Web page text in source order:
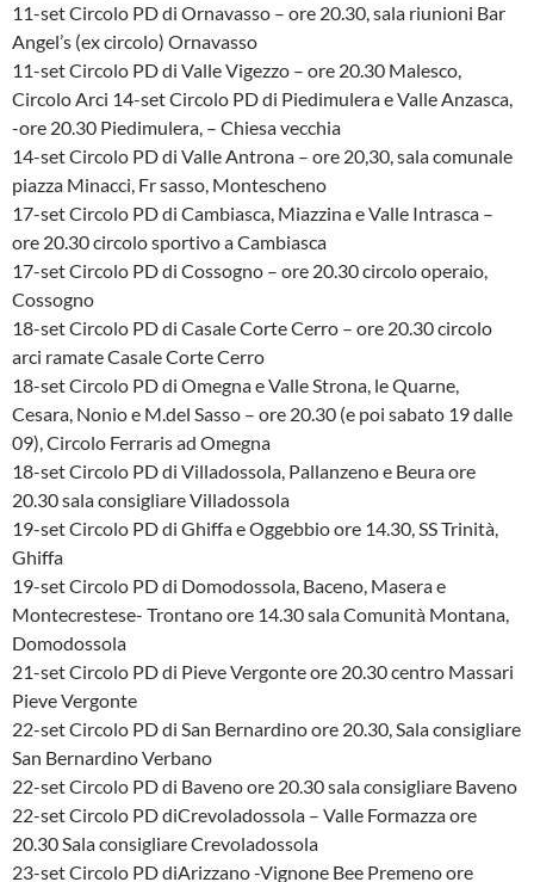
11-set Circolo PD di Ornavasso – ore 20.30, sala riunioni Bar
Angel’s (ex circolo) Ornavasso
11-set Circolo PD di Valle Vigezzo – ore 20.30 Malesco,
Circolo Arci 14-set Circolo PD di Piedimulera e Valle Anzasca,
-ore 20.30 Piedimulera, – Chiesa vecchia
14-set Circolo PD di Valle Antrona – ore 20,30, sala comunale
piazza Minacci, Fr sasso, Montescheno
17-set Circolo PD di Cambiasca, Miazzina e Valle Intrasca –
ore 20.30 circolo sportivo a Cambiasca
17-set Circolo PD di Cossogno – ore 20.30 circolo operaio,
Cossogno
18-set Circolo PD di Casale Corte Cerro – ore 20.30 circolo
arci ramate Casale Corte Cerro
18-set Circolo PD di Omegna e Valle Strona, le Quarne,
Cesara, Nonio e M.del Sasso – ore 20.30 (e poi sabato 19 dalle
09), Circolo Ferraris ad Omegna
18-set Circolo PD di Villadossola, Pallanzeno e Beura ore
20.30 sala consigliare Villadossola
19-set Circolo PD di Ghiffa e Oggebbio ore 14.30, SS Trinità,
Ghiffa
19-set Circolo PD di Domodossola, Baceno, Masera e
Montecrestese- Trontano ore 14.30 sala Comunità Montana,
Domodossola
21-set Circolo PD di Pieve Vergonte ore 20.30 centro Massari
Pieve Vergonte
22-set Circolo PD di San Bernardino ore 20.30, Sala consigliare
San Bernardino Verbano
22-set Circolo PD di Baveno ore 20.30 sala consigliare Baveno
22-set Circolo PD diCrevoladossola – Valle Formazza ore
20.30 Sala consigliare Crevoladossola
23-set Circolo PD diArizzano -Vignone Bee Premeno ore